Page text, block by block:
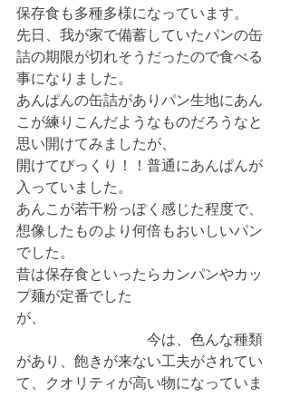
保存食も多種多様になっています。
先日、我が家で備蓄していたパンの缶
詰の期限が切れそうだったので食べる
事になりました。
あんぱんの缶詰がありパン生地にあん
こが練りこんだようなものだろうなと
思い開けてみましたが、
開けてびっくり！！普通にあんぱんが
入っていました。
あんこが若干粉っぽく感じた程度で、
想像したものより何倍もおいしいパン
でした。
昔は保存食といったらカンパンやカッ
プ麺が定番でした
が、
今は、色んな種類
があり、飽きが来ない工夫がされてい
て、クオリティが高い物になっていま